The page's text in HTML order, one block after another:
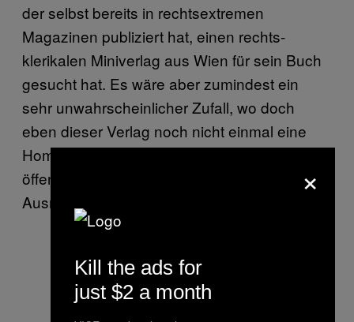
der selbst bereits in rechtsextremen
Magazinen publiziert hat, einen rechts-
klerikalen Miniverlag aus Wien für sein Buch
gesucht hat. Es wäre aber zumindest ein
sehr unwahrscheinlicher Zufall, wo doch
eben dieser Verlag noch nicht einmal eine
Homepage besitzt, über die man sich
öffentlich und ohne Kontakte über die
Ausrichtung des Verlags informieren könnte.
Klingelschild mit Firmenname. Foto
vom Autor.
×
Kill the ads for
just $2 a month